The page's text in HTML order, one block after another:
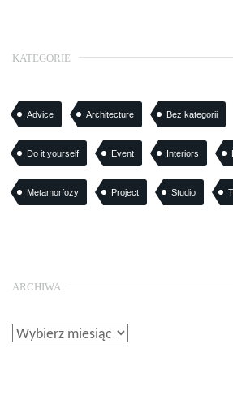
KATEGORIE
Advice Architecture Bez kategorii
Do it yourself Event Interiors
Metamorfozy Project Studio
ARCHIWA